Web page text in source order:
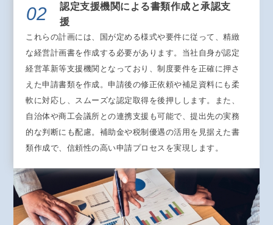
02
認定支援機関による書類作成と承認支
援
これらの計画には、国が定める様式や要件に従って、精緻
な経営計画書を作成する必要があります。当社自身が認定
経営革新等支援機関となっており、制度要件を正確に押さ
えた申請書類を作成。申請後の修正依頼や補足資料にも柔
軟に対応し、スムーズな認定取得を後押しします。また、
自治体や商工会議所との連携支援も可能で、提出先の実務
的な判断にも配慮。補助金や税制優遇の活用を見据えた書
類作成で、信頼性の高い申請プロセスを実現します。